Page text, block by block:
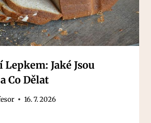
Lepkem: Jaké Jsou
Co Dělat
16. 7. 2026